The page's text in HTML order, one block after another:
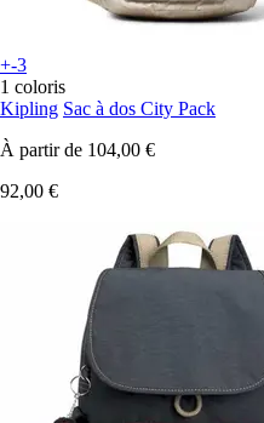
+-3
1 coloris
Kipling Sac à dos City Pack
À partir de 104,00 €
92,00 €